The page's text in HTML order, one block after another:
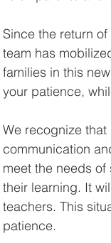
Since the return
team has
families in this
your patience,
We recognize
communication
meet the needs
their learning. It
teachers. This
patience.